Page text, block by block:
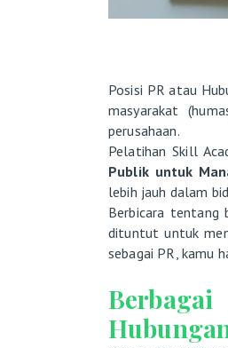
Posisi PR atau
masyarakat
perusahaan.
Pelatihan Skill
Publik untuk
lebih jauh dalam
Berbicara tentang
dituntut untuk
sebagai PR, kamu